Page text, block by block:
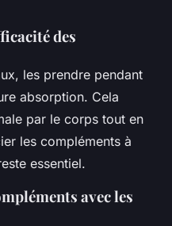
des
les prendre pendant
absorption. Cela
par le corps tout en
les compléments à
essentiel.
avec les